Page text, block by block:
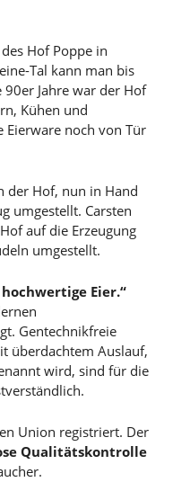
Hof Poppe in
Tal kann man bis
Jahre war der Hof
Kühen und
Eierware noch von Tür
der Hof, nun in Hand
umgestellt. Carsten
auf die Erzeugung
umgestellt.
Eier.“
Gentechnikfreie
überdachtem Auslauf,
wird, sind für die
Union registriert. Der
Qualitätskontrolle